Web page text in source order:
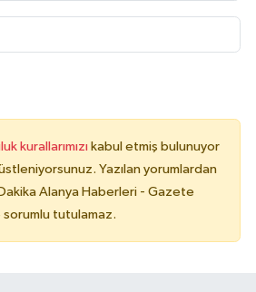
kurallarımızı kabul etmiş bulunuyor
Yazılan yorumlardan
Alanya Haberleri - Gazete
tutulamaz.